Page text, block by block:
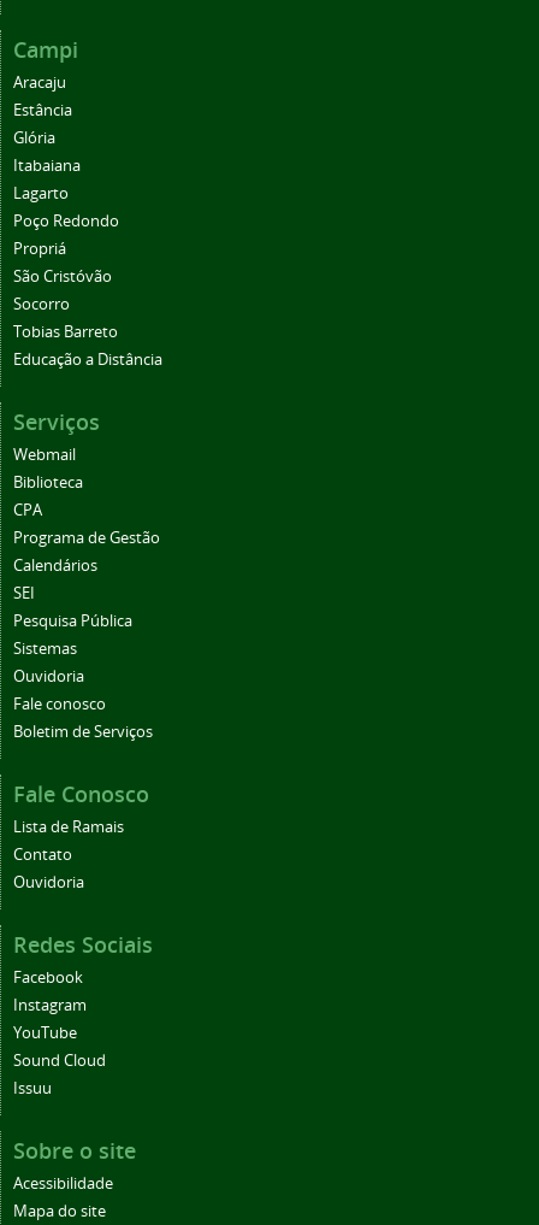
Campi
Aracaju
Estância
Glória
Itabaiana
Lagarto
Poço Redondo
Propriá
São Cristóvão
Socorro
Tobias Barreto
Educação a Distância
Serviços
Webmail
Biblioteca
CPA
Programa de Gestão
Calendários
SEI
Pesquisa Pública
Sistemas
Ouvidoria
Fale conosco
Boletim de Serviços
Fale Conosco
Lista de Ramais
Contato
Ouvidoria
Redes Sociais
Facebook
Instagram
YouTube
Sound Cloud
Issuu
Sobre o site
Acessibilidade
Mapa do site